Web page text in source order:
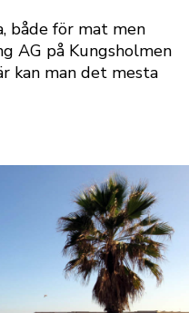
både för mat men
AG på Kungsholmen
kan man det mesta